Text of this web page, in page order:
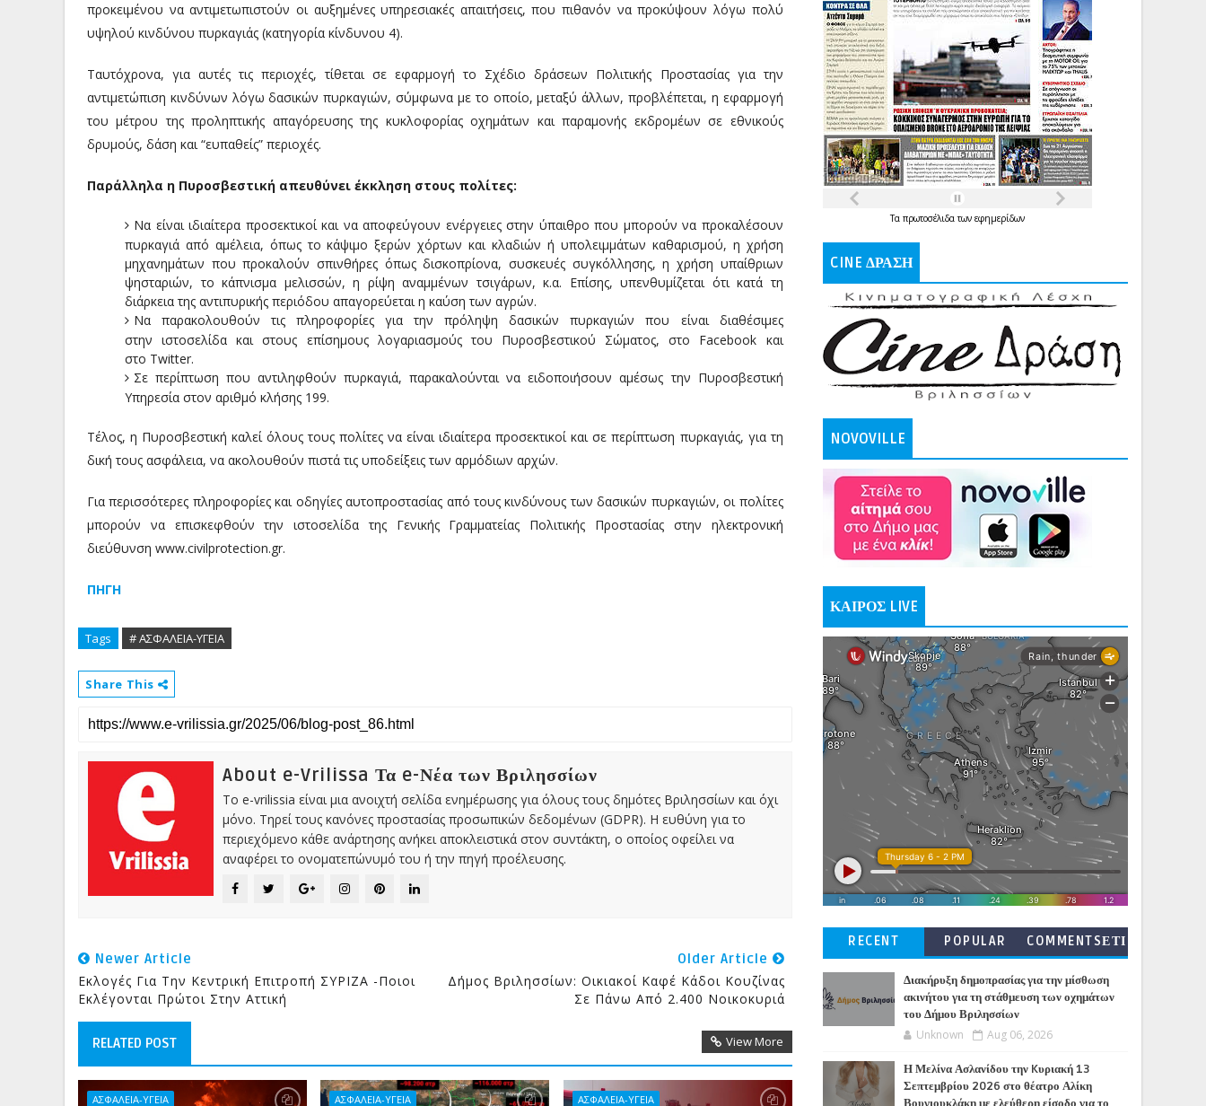
προκειμένου να αντιμετωπιστούν οι αυξημένες υπηρεσιακές απαιτήσεις, που πιθανόν να προκύψουν λόγω πολύ
υψηλού κινδύνου πυρκαγιάς (κατηγορία κίνδυνου 4).
Ταυτόχρονα, για αυτές τις περιοχές, τίθεται σε εφαρμογή το Σχέδιο δράσεων Πολιτικής Προστασίας για την
αντιμετώπιση κινδύνων λόγω δασικών πυρκαγιών, σύμφωνα με το οποίο, μεταξύ άλλων, προβλέπεται, η εφαρμογή
του μέτρου της προληπτικής απαγόρευσης της κυκλοφορίας οχημάτων και παραμονής εκδρομέων σε εθνικούς
δρυμούς, δάση και “ευπαθείς” περιοχές.
Παράλληλα η Πυροσβεστική απευθύνει έκκληση στους πολίτες:
Να είναι ιδιαίτερα προσεκτικοί και να αποφεύγουν ενέργειες στην ύπαιθρο που μπορούν να προκαλέσουν
πυρκαγιά από αμέλεια, όπως το κάψιμο ξερών χόρτων και κλαδιών ή υπολειμμάτων καθαρισμού, η χρήση
μηχανημάτων που προκαλούν σπινθήρες όπως δισκοπρίονα, συσκευές συγκόλλησης, η χρήση υπαίθριων
ψησταριών, το κάπνισμα μελισσών, η ρίψη αναμμένων τσιγάρων, κ.α. Επίσης, υπενθυμίζεται ότι κατά τη
διάρκεια της αντιπυρικής περιόδου απαγορεύεται η καύση των αγρών.
Να παρακολουθούν τις πληροφορίες για την πρόληψη δασικών πυρκαγιών που είναι διαθέσιμες
στην ιστοσελίδα και στους επίσημους λογαριασμούς του Πυροσβεστικού Σώματος, στο Facebook και
στο Twitter.
Σε περίπτωση που αντιληφθούν πυρκαγιά, παρακαλούνται να ειδοποιήσουν αμέσως την Πυροσβεστική
Υπηρεσία στον αριθμό κλήσης 199.
Τέλος, η Πυροσβεστική καλεί όλους τους πολίτες να είναι ιδιαίτερα προσεκτικοί και σε περίπτωση πυρκαγιάς, για τη
δική τους ασφάλεια, να ακολουθούν πιστά τις υποδείξεις των αρμόδιων αρχών.
Για περισσότερες πληροφορίες και οδηγίες αυτοπροστασίας από τους κινδύνους των δασικών πυρκαγιών, οι πολίτες
μπορούν να επισκεφθούν την ιστοσελίδα της Γενικής Γραμματείας Πολιτικής Προστασίας στην ηλεκτρονική
διεύθυνση www.civilprotection.gr.
ΠΗΓΗ
Tags # ΑΣΦΑΛΕΙΑ-ΥΓΕΙΑ
Share This
About e-Vrilissa Τα e-Νέα των Βριλησσίων
Το e-vrilissia είναι μια ανοιχτή σελίδα ενημέρωσης για όλους τους δημότες Βριλησσίων και όχι
μόνο. Τηρεί τους κανόνες προστασίας προσωπικών δεδομένων (GDPR). Η ευθύνη για το
περιεχόμενο κάθε ανάρτησης ανήκει αποκλειστικά στον συντάκτη, ο οποίος οφείλει να
αναφέρει το ονοματεπώνυμό του ή την πηγή προέλευσης.
Newer Article
Εκλογές Για Την Κεντρική Επιτροπή ΣΥΡΙΖΑ -Ποιοι
Εκλέγονται Πρώτοι Στην Αττική
Older Article
Δήμος Βριλησσίων: Οικιακοί Καφέ Κάδοι Κουζίνας
Σε Πάνω Από 2.400 Νοικοκυριά
RELATED POST View More
ΑΣΦΑΛΕΙΑ-ΥΓΕΙΑ ΑΣΦΑΛΕΙΑ-ΥΓΕΙΑ ΑΣΦΑΛΕΙΑ-ΥΓΕΙΑ
Τα πρωτοσέλιδατων εφημερίδων
CINE ΔΡΑΣΗ
NOVOVILLE
ΚΑΙΡΟΣ LIVE
RECENT POPULAR
COMMENTSΕΤΙ
Διακήρυξη δημοπρασίας για την μίσθωση
ακινήτου για τη στάθμευση των οχημάτων
του Δήμου Βριλησσίων
Unknown Aug 06, 2026
Η Μελίνα Ασλανίδου την Kυριακή 13
Σεπτεμβρίου 2026 στο θέατρο Αλίκη